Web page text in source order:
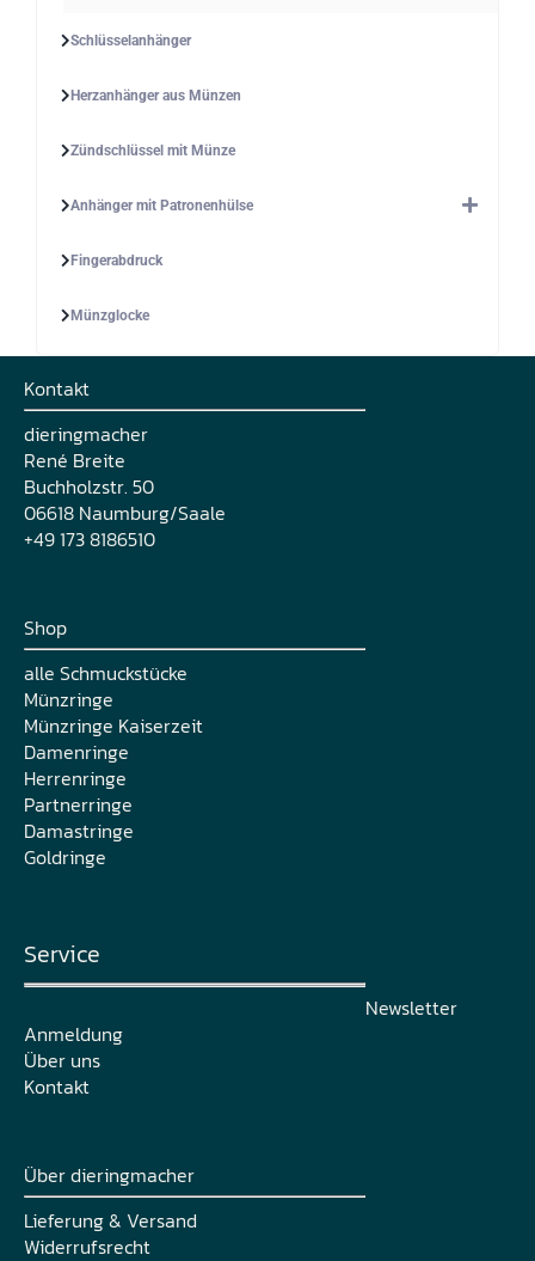
Schlüsselanhänger
Herzanhänger aus Münzen
Zündschlüssel mit Münze
Anhänger mit Patronenhülse
Fingerabdruck
Münzglocke
Kontakt
dieringmacher
René Breite
Buchholzstr. 50
06618 Naumburg/Saale
+49 173 8186510
Shop
alle Schmuckstücke
Münzringe
Münzringe Kaiserzeit
Damenringe
Herrenringe
Partnerringe
Damastringe
Goldringe
Service
Newsletter
Anmeldung
Über uns
Kontakt
Über dieringmacher
Lieferung & Versand
Widerrufsrecht